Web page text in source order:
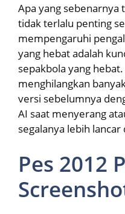
Apa yang sebenarnya
tidak terlalu penting
mempengaruhi
yang hebat adalah
sepakbola yang
menghilangkan
versi sebelumnya
AI saat menyerang
segalanya lebih lancar
Pes 2012